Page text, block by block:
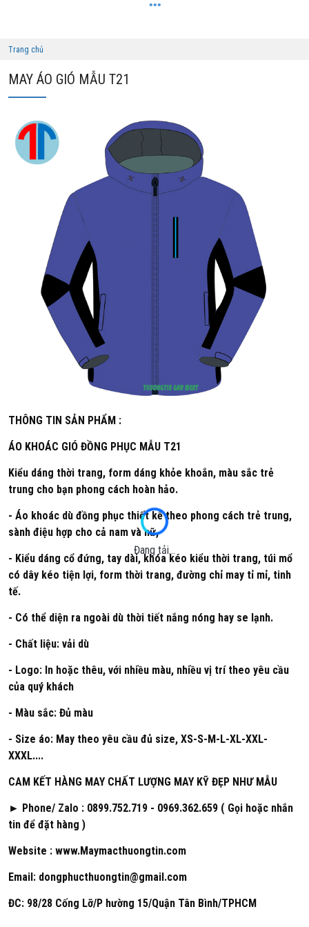
Trang chủ
MAY ÁO GIÓ MẪU T21
THÔNG TIN SẢN PHẨM :
ÁO KHOÁC GIÓ ĐỒNG PHỤC MẪU T21
Kiểu dáng thời trang, form dáng khỏe khoắn, màu sắc trẻ
trung cho bạn phong cách hoàn hảo.
- Áo khoác dù đồng phục thiết kế theo phong cách trẻ trung,
sành điệu hợp cho cả nam và nữ,
- Kiểu dáng cổ đứng, tay dài, khóa kéo kiểu thời trang, túi mổ
có dây kéo tiện lợi, form thời trang, đường chỉ may tỉ mỉ, tinh
tế.
- Có thể diện ra ngoài dù thời tiết nắng nóng hay se lạnh.
- Chất liệu: vải dù
- Logo: In hoặc thêu, với nhiều màu, nhiều vị trí theo yêu cầu
của quý khách
- Màu sắc: Đủ màu
- Size áo: May theo yêu cầu đủ size, XS-S-M-L-XL-XXL-
XXXL....
CAM KẾT HÀNG MAY CHẤT LƯỢNG MAY KỸ ĐẸP NHƯ MẪU
► Phone/ Zalo : 0899.752.719 - 0969.362.659 ( Gọi hoặc nhắn
tin để đặt hàng )
Website : www.Maymacthuongtin.com
Email: dongphucthuongtin@gmail.com
ĐC: 98/28 Cống Lỡ/P hường 15/Quận Tân Bình/TPHCM
Đang tải...